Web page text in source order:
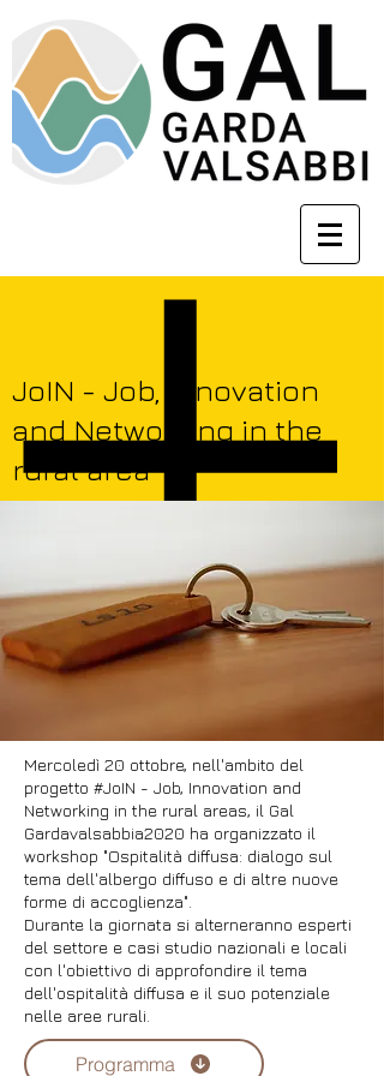
JoIN - Job, Innovation
and Networking in the
rural area
Mercoledì 20 ottobre, nell'ambito del
progetto #JoIN - Job, Innovation and
Networking in the rural areas, il Gal
Gardavalsabbia2020 ha organizzato il
workshop "Ospitalità diffusa: dialogo sul
tema dell'albergo diffuso e di altre nuove
forme di accoglienza".
Durante la giornata si alterneranno esperti
del settore e casi studio nazionali e locali
con l'obiettivo di approfondire il tema
dell'ospitalità diffusa e il suo potenziale
nelle aree rurali.
Programma